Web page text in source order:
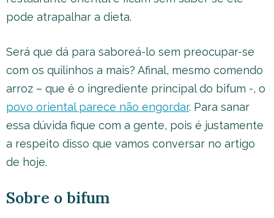
pode atrapalhar a dieta.
Será que dá para saboreá-lo sem preocupar-se
com os quilinhos a mais? Afinal, mesmo comendo
arroz – que é o ingrediente principal do bifum -, o
povo oriental parece não engordar. Para sanar
essa dúvida fique com a gente, pois é justamente
a respeito disso que vamos conversar no artigo
de hoje.
Sobre o bifum